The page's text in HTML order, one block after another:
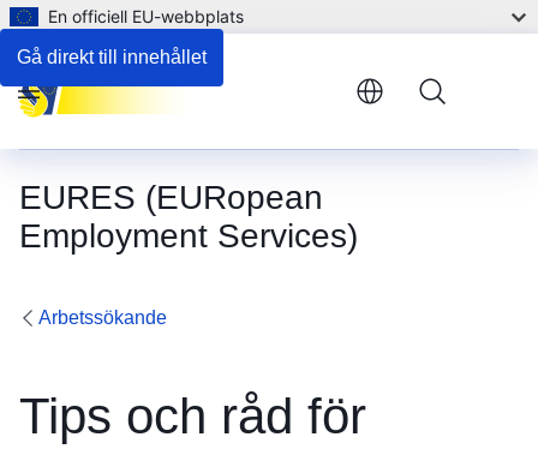
Gå direkt till innehållet
En officiell EU-webbplats
EURES (EURopean
Employment Services)
Menu
Arbetssökande
Tips och råd för